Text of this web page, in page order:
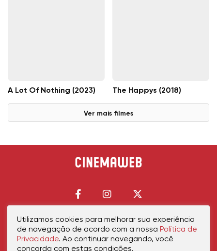
A Lot Of Nothing (2023) The Happys (2018)
Ver mais filmes
Início Política de PrivacidadePolítica de CookiesContatoSobre Nós
Utilizamos cookies para melhorar sua experiência
de navegação de acordo com a nossa Política de
Privacidade. Ao continuar navegando, você
concorda com estas condições.